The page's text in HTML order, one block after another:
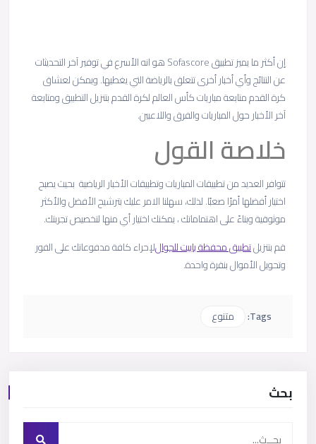
إن أكثر ما يميز تطبيق Sofascore هو انه الأسرع في توفير آخر التحديثات
عن النتائج وأي أخبار أخرى تتعلق بالرياضة التي يغطيها. ويمكن لعشاق
كرة القدم متابعة مباريات كأس العالم لكرة القدم بتنزيل التطبيق ومتابعة
آخر الأخبار حول المباريات والفرق واللاعبين.
خلاصة القول
تتوافر العديد من تطبيقات المباريات وتطبيقات الأخبار الرياضية بحيث يصبح
اختيار أفضلها أمرًا صعبًا. لذلك، سهلنا الامر عليك بترشيح الأفضل والأكثر
موثوقية وبناءً على اهتماماتك ، يمكنك اختيار أي منها لتخصيص تجربتك.
قم بتنزيلتطبيق محفظة باييت للجواللإحراء كافة مدفوعاتك على الفور
وتحويل الأموال بنقرة واحدة.
Tags: متنوع
بحث